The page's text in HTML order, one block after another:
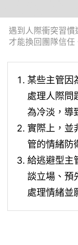
遇到人際衝突習
才能換回團隊信
某些主管因
處理人際問
為冷淡，導
實際上，並
管的情緒防
給逃避型主
談立場、預
處理情緒並